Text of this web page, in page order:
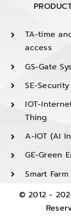
TA-time
access
GS-Gate
SE-Security
IOT-
Thing
A-IOT (AI
GE-Green
Smart Farm
© 2012 -